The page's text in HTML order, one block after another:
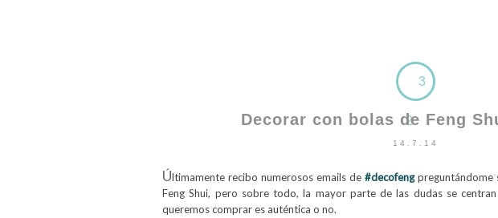
3
2
Decorar con bolas de Feng
14.7.14
Últimamente recibo numerosos emails de #decofengpreguntándome
Feng Shui, pero sobre todo, la mayor parte de las dudas se
queremos comprar es auténtica o no.